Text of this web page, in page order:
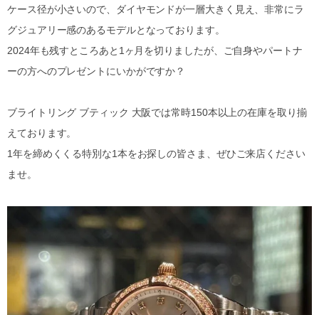
ケース径が小さいので、ダイヤモンドが一層大きく見え、非常にラ
グジュアリー感のあるモデルとなっております。
2024年も残すところあと1ヶ月を切りましたが、ご自身やパートナ
ーの方へのプレゼントにいかがですか？
ブライトリング ブティック 大阪では常時150本以上の在庫を取り揃
えております。
1年を締めくくる特別な1本をお探しの皆さま、ぜひご来店ください
ませ。